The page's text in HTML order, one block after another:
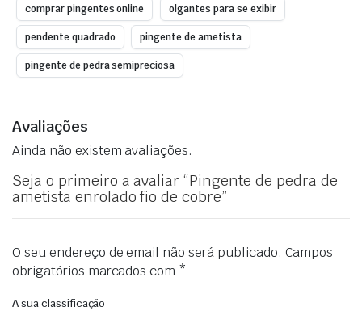
comprar pingentes online olgantes para se exibir
pendente quadrado pingente de ametista
pingente de pedra semipreciosa
Avaliações
Ainda não existem avaliações.
Seja o primeiro a avaliar “Pingente de pedra de
ametista enrolado fio de cobre”
O seu endereço de email não será publicado. Campos
obrigatórios marcados com *
A sua classificação